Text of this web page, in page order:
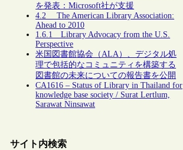
を発表：Microsoft社が支援
4.2 The American Library Association:
Ahead to 2010
1.6.1 Library Advocacy from the U.S.
Perspective
米国図書館協会（ALA）、デジタル処
理で包括的なコミュニティを構築する
図書館の未来についての報告書を公開
CA1616 – Status of Library in Thailand for
knowledge base society / Surat Lertlum,
Sarawat Ninsawat
サイト内検索